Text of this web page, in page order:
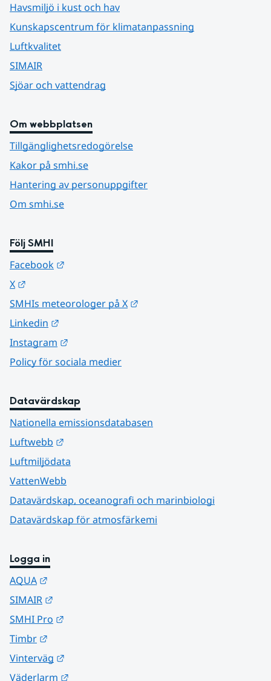
Havsmiljö i kust och hav
Kunskapscentrum för klimatanpassning
Luftkvalitet
SIMAIR
Sjöar och vattendrag
Om webbplatsen
Tillgänglighetsredogörelse
Kakor på smhi.se
Hantering av personuppgifter
Om smhi.se
Följ SMHI
Facebook
X
SMHIs meteorologer på X
Linkedin
Instagram
Policy för sociala medier
Datavärdskap
Nationella emissionsdatabasen
Luftwebb
Luftmiljödata
VattenWebb
Datavärdskap, oceanografi och marinbiologi
Datavärdskap för atmosfärkemi
Logga in
AQUA
SIMAIR
SMHI Pro
Timbr
Vinterväg
Väderlarm